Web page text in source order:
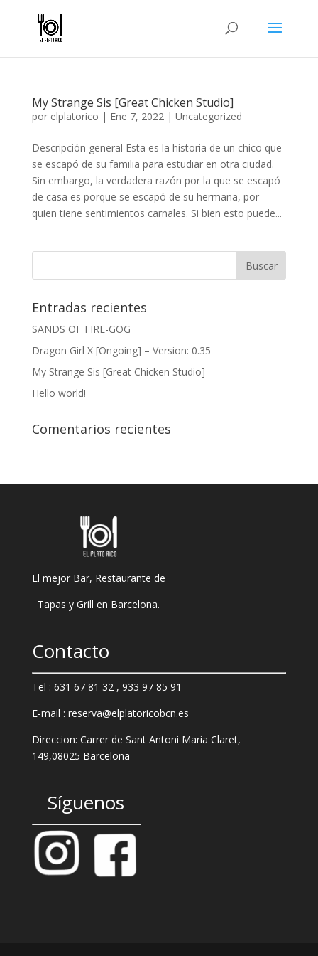
My Strange Sis [Great Chicken Studio]
por elplatorico | Ene 7, 2022| Uncategorized
Descripción general Esta es la historia de un chico que
se escapó de su familia para estudiar en otra ciudad.
Sin embargo, la verdadera razón por la que se escapó
de casa es porque se escapó de su hermana, por
quien tiene sentimientos carnales. Si bien esto puede...
Entradas recientes
SANDS OF FIRE-GOG
Dragon Girl X [Ongoing] – Version: 0.35
My Strange Sis [Great Chicken Studio]
Hello world!
Comentarios recientes
El mejor Bar, Restaurante de
Tapas y Grill en Barcelona.
Contacto
Tel : 631 67 81 32 , 933 97 85 91
E-mail : reserva@elplatoricobcn.es
Direccion: Carrer de Sant Antoni Maria Claret,
149,08025 Barcelona
Síguenos